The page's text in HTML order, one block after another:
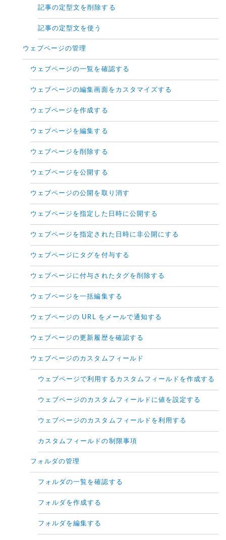
記事の定型文を削除する
記事の定型文を使う
ウェブページの管理
ウェブページの一覧を確認する
ウェブページの編集画面をカスタマイズする
ウェブページを作成する
ウェブページを編集する
ウェブページを削除する
ウェブページを公開する
ウェブページの公開を取り消す
ウェブページを指定した日時に公開する
ウェブページを指定された日時に非公開にする
ウェブページにタグを付与する
ウェブページに付与されたタグを削除する
ウェブページを一括編集する
ウェブページの URL をメールで通知する
ウェブページの更新履歴を確認する
ウェブページのカスタムフィールド
ウェブページで利用するカスタムフィールドを作成する
ウェブページのカスタムフィールドに値を設定する
ウェブページのカスタムフィールドを利用する
カスタムフィールドの制限事項
フォルダの管理
フォルダの一覧を確認する
フォルダを作成する
フォルダを編集する